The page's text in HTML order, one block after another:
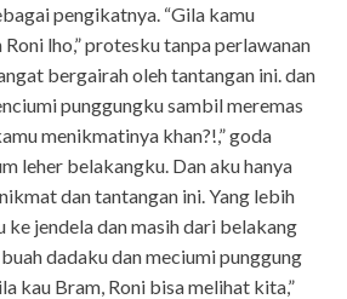
pengikatnya. “Gila kamu
lho,” protesku tanpa perlawanan
bergairah oleh tantangan ini. dan
punggungku sambil meremas
menikmatinya khan?!,” goda
leher belakangku. Dan aku hanya
dan tantangan ini. Yang lebih
jendela dan masih dari belakang
dadaku dan meciumi punggung
kau Bram, Roni bisa melihat kita,”